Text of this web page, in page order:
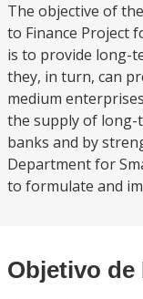
The objective of
to Finance Project
is to provide long-
they, in turn, can
medium
the supply of long-
banks and by
Department for
to formulate and
Objetivo de